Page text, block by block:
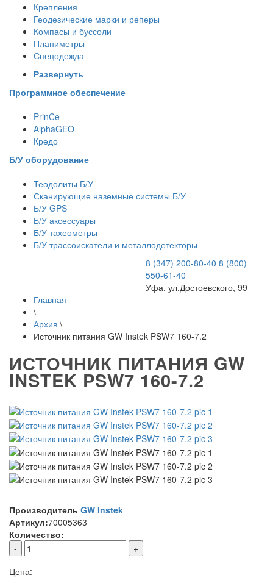
Крепления
Геодезические марки и реперы
Компасы и буссоли
Планиметры
Спецодежда
Развернуть
Программное обеспечение
PrinCe
AlphaGEO
Кредо
Б/У оборудование
Теодолиты Б/У
Сканирующие наземные системы Б/У
Б/У GPS
Б/У аксессуары
Б/У тахеометры
Б/У трассоискатели и металлодетекторы
8 (347) 200-80-40 8 (800)
550-61-40
Уфа, ул.Достоевского, 99
Главная
\
Архив \
Источник питания GW Instek PSW7 160-7.2
ИСТОЧНИК ПИТАНИЯ GW
INSTEK PSW7 160-7.2
Производитель GW Instek
Артикул:70005363
Количество:
-
+
Цена: